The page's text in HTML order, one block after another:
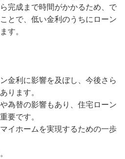
完成まで時間がかかるため、で
とで、低い金利のうちにローン
す。
金利に影響を及ぼし、今後さら
ります。
為替の影響もあり、住宅ローン
要です。
イホームを実現するための一歩